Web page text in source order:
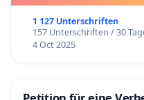
1 127 Unterschriften
157 Unterschriften / 30
4 Oct 2025